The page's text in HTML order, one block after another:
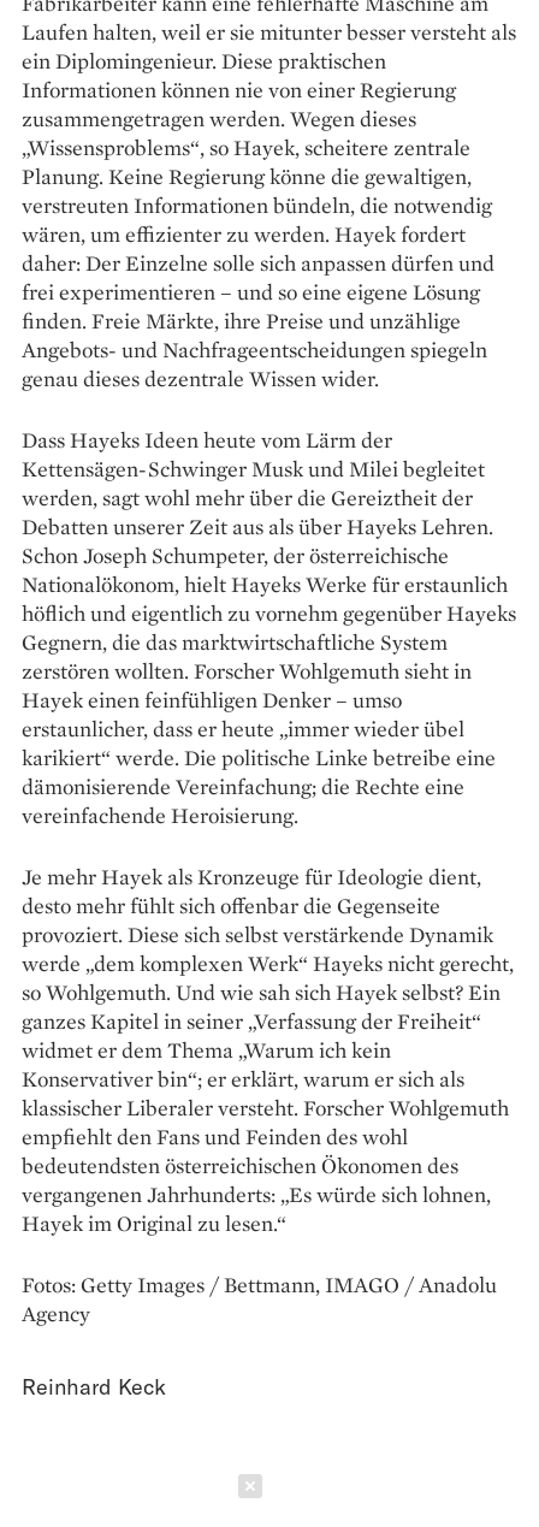
Laufen halten, weil er sie mitunter besser versteht als
ein Diplomingenieur. Diese praktischen
Informationen können nie von einer Regierung
zusammengetragen werden. Wegen dieses
„Wissensproblems“, so Hayek, scheitere zentrale
Planung. Keine Regierung könne die gewaltigen,
verstreuten Informationen bündeln, die notwendig
wären, um effizienter zu werden. Hayek fordert
daher: Der Einzelne solle sich anpassen dürfen und
frei experimentieren – und so eine eigene Lösung
finden. Freie Märkte, ihre Preise und unzählige
Angebots- und Nachfrageentscheidungen spiegeln
genau dieses dezentrale Wissen wider.
Dass Hayeks Ideen heute vom Lärm der
Kettensägen-­Schwinger Musk und Milei begleitet
werden, sagt wohl mehr über die Gereiztheit der
Debatten unserer Zeit aus als über Hayeks Lehren.
Schon Joseph Schumpeter, der österreichische
Nationalökonom, hielt Hayeks Werke für erstaunlich
höflich und eigentlich zu vornehm gegenüber Hayeks
Gegnern, die das marktwirtschaftliche System
zerstören wollten. Forscher Wohlgemuth sieht in
Hayek einen feinfühligen Denker – umso
erstaunlicher, dass er heute „immer wieder übel
karikiert“ werde. Die politische Linke betreibe eine
dämonisierende Vereinfachung; die Rechte eine
vereinfachende Heroisierung.
Je mehr Hayek als Kronzeuge für ­Ideologie dient,
desto mehr fühlt sich offenbar die Gegenseite
provoziert. Diese sich selbst verstärkende Dynamik
werde „dem komplexen Werk“ Hayeks nicht gerecht,
so Wohl­gemuth. Und wie sah sich Hayek selbst? Ein
ganzes Kapitel in seiner „Verfassung der Freiheit“
widmet er dem Thema „Warum ich kein
Konservativer bin“; er erklärt, warum er sich als
klassischer Liberaler versteht. Forscher Wohl­gemuth
empfiehlt den Fans und Feinden des wohl
bedeutendsten österreichischen Ökonomen des
vergangenen Jahrhunderts: „Es würde sich lohnen,
Hayek im Original zu lesen.“
Fotos: Getty Images / Bettmann, IMAGO / Anadolu
Agency
Reinhard Keck